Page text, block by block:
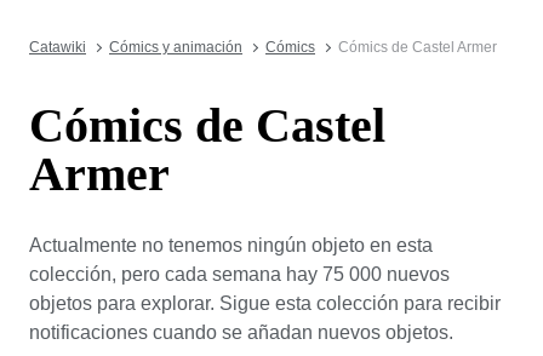
Catawiki Cómics y animación Cómics Cómics de Castel Armer
Cómics de Castel
Armer
Actualmente no tenemos ningún objeto en esta
colección, pero cada semana hay 75 000 nuevos
objetos para explorar. Sigue esta colección para recibir
notificaciones cuando se añadan nuevos objetos.